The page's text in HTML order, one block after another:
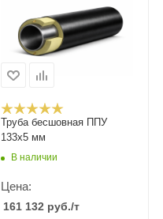
Труба бесшовная ППУ
133х5 мм
В наличии
Цена:
161 132 руб./т